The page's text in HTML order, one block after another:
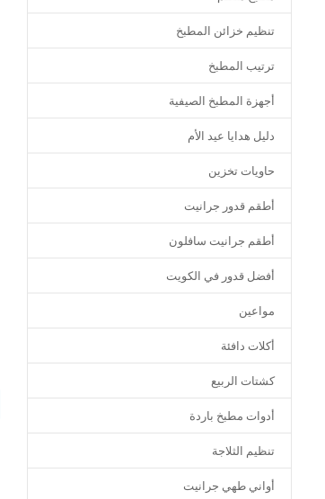
تنظيم خزائن المطبخ
ترتيب المطبخ
أجهزة المطبخ الصيفية
دليل هدايا عيد الأم
حاويات تخزين
أطقم قدور جرانيت
أطقم جرانيت سافلون
أفضل قدور في الكويت
مواعين
أكلات دافئة
كشتات الربيع
أدوات مطبخ باردة
تنظيم الثلاجة
أواني طهي جرانيت